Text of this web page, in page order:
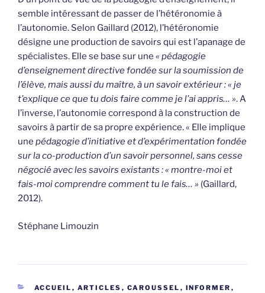
semble intéressant de passer de l’hétéronomie à
l’autonomie. Selon Gaillard (2012), l’hétéronomie
désigne une production de savoirs qui est l’apanage de
spécialistes. Elle se base sur une « pédagogie
d’enseignementdirective fondée sur la soumission de
l’élève, mais aussi du maître, à un savoir extérieur : « je
t’explique ce que tu dois faire comme je l’ai appris… ». A
l’inverse, l’autonomie correspond à la construction de
savoirs à partir de sa propre expérience. « Elle implique
une pédagogied’initiative et d’expérimentation fondée
sur la co-production d’un savoir personnel, sans cesse
négocié avec les savoirs existants : « montre-moi et
fais-moi comprendre comment tu le fais… » (Gaillard,
2012).
Stéphane Limouzin
CATÉGORIES
ACCUEIL , ARTICLES , CAROUSSEL , INFORMER ,